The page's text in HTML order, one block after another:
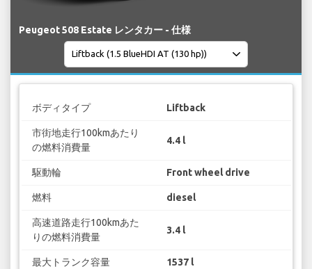
Peugeot 508 Estate レンタカー - 仕様
ボディタイプ Liftback
市街地走行100kmあたり
の燃料消費量
4.4 l
駆動輪 Front wheel drive
燃料 diesel
高速道路走行100kmあた
りの燃料消費量
3.4 l
最大トランク容量 1537 l